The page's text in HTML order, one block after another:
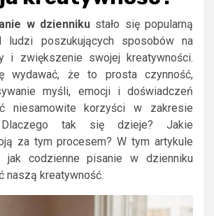
w dzienniku stało się popularną
ludzi poszukujących sposobów na
i zwiększenie swojej kreatywności.
wydawać, że to prosta czynność,
myśli, emocji i doświadczeń
niesamowite korzyści w zakresie
Dlaczego tak się dzieje? Jakie
za tym procesem? W tym artykule
jak codzienne pisanie w dzienniku
naszą kreatywność.